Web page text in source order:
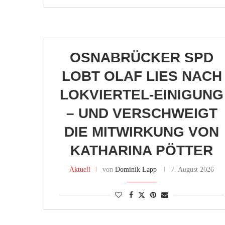
OSNABRÜCKER SPD
LOBT OLAF LIES NACH
LOKVIERTEL-EINIGUNG
– UND VERSCHWEIGT
DIE MITWIRKUNG VON
KATHARINA PÖTTER
Aktuell von Dominik Lapp 7. August 2026